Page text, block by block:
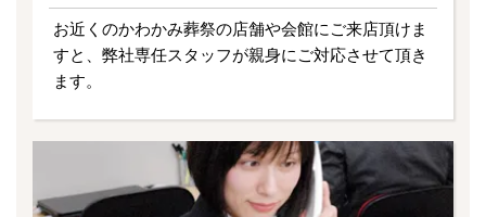
お近くのかわかみ葬祭の店舗や会館にご来店頂けま
すと、弊社専任スタッフが親身にご対応させて頂き
ます。